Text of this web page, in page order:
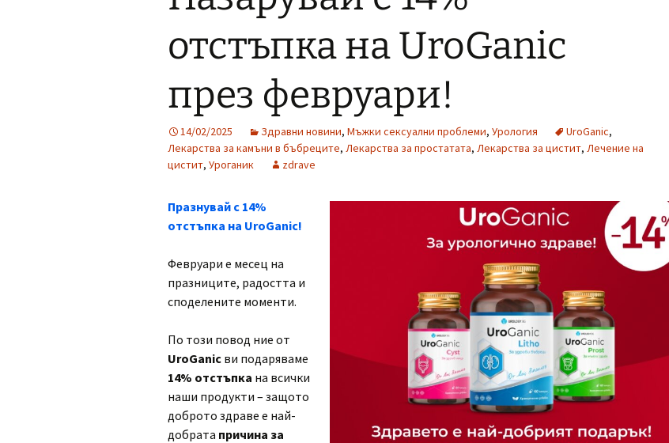
отстъпка на UroGanic
през февруари!
14/02/2025 Здравни новини, Мъжки сексуални проблеми, Урология UroGanic,
Лекарства за камъни в бъбреците, Лекарства за простатата, Лекарства за цистит, Лечение на
цистит, Уроганик zdrave
Празнувай с 14%
отстъпка на UroGanic!
Февруари е месец на
празниците, радостта и
споделените моменти.
По този повод ние от
UroGanic ви подаряваме
14% отстъпка на всички
наши продукти – защото
доброто здраве е най-
добрата причина за